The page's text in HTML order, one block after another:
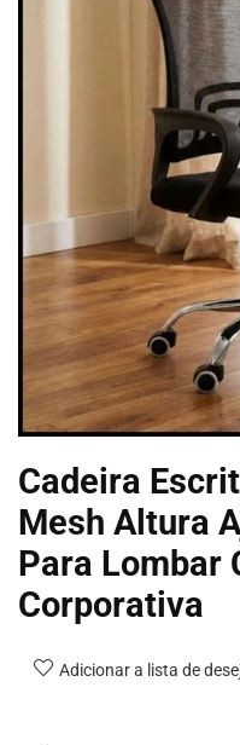
Cadeira
Mesh Altura
Para Lombar
Corporativa
Adicionar a lista de